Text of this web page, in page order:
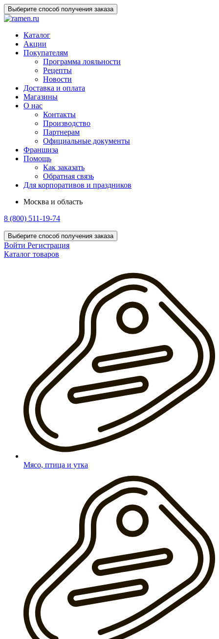
Выберите способ получения заказа
Каталог
Акции
Покупателям
Программа лояльности
Рецепты
Новости
Доставка и оплата
Магазины
О нас
Контакты
Производство
Партнерам
Официальные документы
Франшиза
Помощь
Как заказать
Обратная связь
Для корпоративов и праздников
Москва и область
8 (800) 511-19-74
Выберите способ получения заказа
Войти Регистрация
Каталог товаров
Мясо, птица и утка